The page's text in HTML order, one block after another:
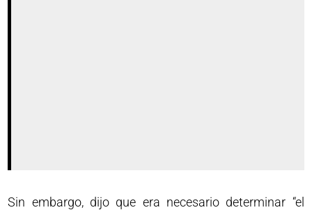
Sin embargo, dijo que era necesario determinar “el